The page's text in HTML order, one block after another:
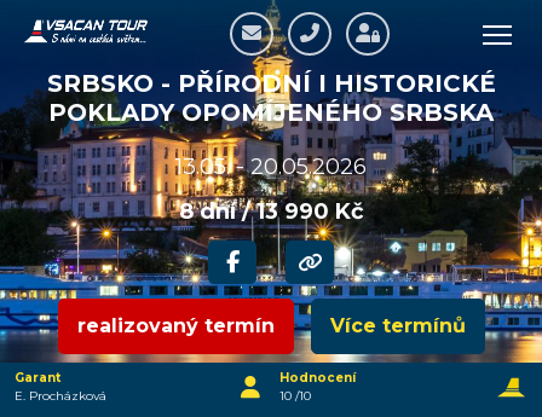
SRBSKO - PŘÍRODNÍ I HISTORICKÉ
POKLADY OPOMÍJENÉHO SRBSKA
13.05. - 20.05.2026
8 dní / 13 990 Kč
realizovaný termín Více termínů
Garant
E. Procházková
Hodnocení
10 /10